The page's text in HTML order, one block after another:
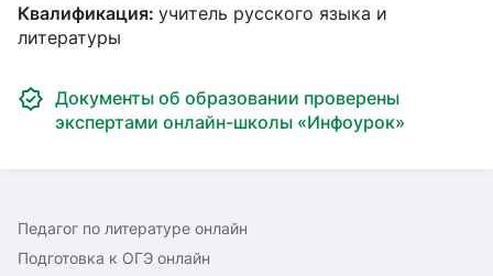
Квалификация: учитель русского языка и
литературы
Документы об образовании проверены
экспертами онлайн-школы «Инфоурок»
Педагог по литературе онлайн
Подготовка к ОГЭ онлайн